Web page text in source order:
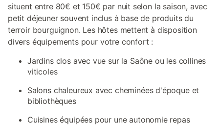
situent entre 80€ et 150€ par nuit selon la saison, avec
petit déjeuner souvent inclus à base de produits du
terroir bourguignon. Les hôtes mettent à disposition
divers équipements pour votre confort :
Jardins clos avec vue sur la Saône ou les collines
viticoles
Salons chaleureux avec cheminées d'époque et
bibliothèques
Cuisines équipées pour une autonomie repas